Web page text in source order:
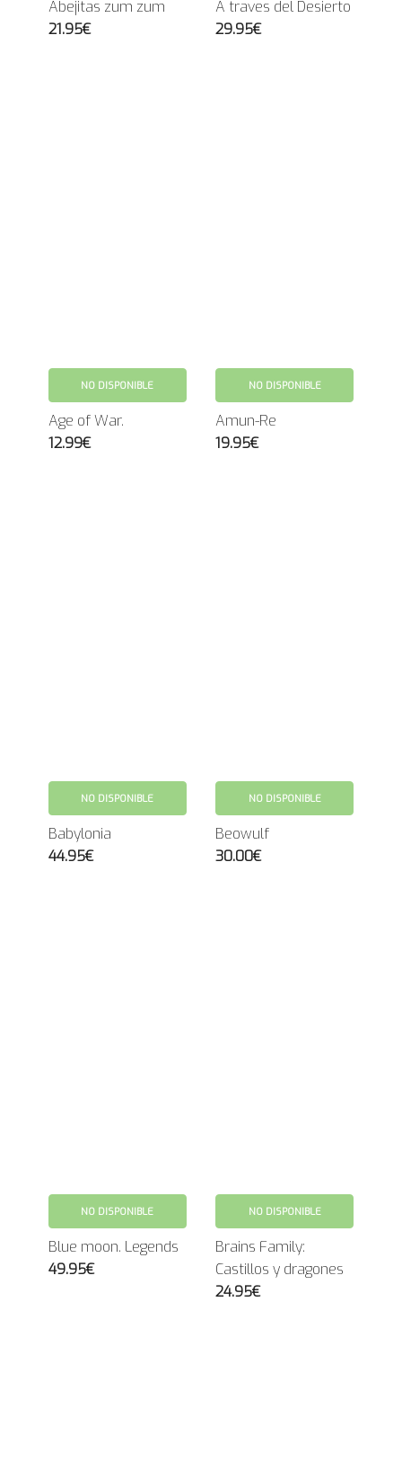
Abejitas zum zum
21.95€
A traves del Desierto
29.95€
NO DISPONIBLE
Age of War.
12.99€
NO DISPONIBLE
Amun-Re
19.95€
NO DISPONIBLE
Babylonia
44.95€
NO DISPONIBLE
Beowulf
30.00€
NO DISPONIBLE
Blue moon. Legends
49.95€
NO DISPONIBLE
Brains Family:
Castillos y dragones
24.95€